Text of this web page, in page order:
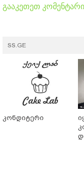
გააკეთეთ კომენტარი
SS.GE
კონდიტერი